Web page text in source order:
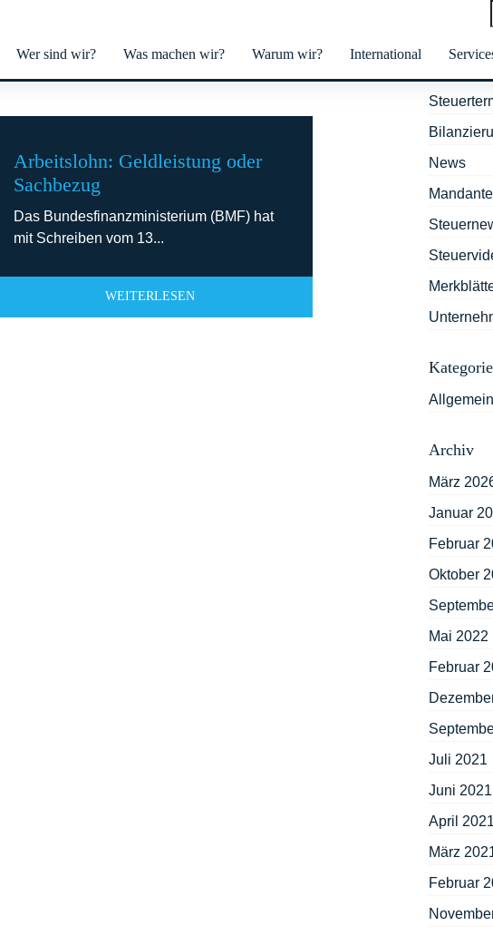
Wer sind wir? Was machen wir? Warum wir? International
Arbeitslohn: Geldleistung oder
Sachbezug
Das Bundesfinanzministerium (BMF) hat
mit Schreiben vom 13...
WEITERLESEN
News
Allgemein
Archiv
März
Januar
Februar
Oktober
Mai 2022
Februar
Juli 2021
Juni 2021
April 2021
März
Februar